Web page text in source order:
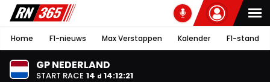
Home F1-nieuws Max Verstappen Kalender F1-stand
GP NEDERLAND
START RACE 14 d 14:12:20